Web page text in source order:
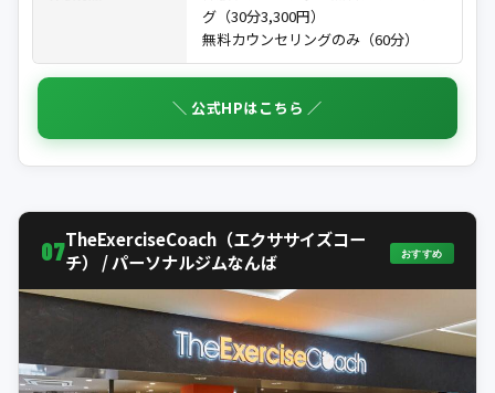
グ（30分3,300円）
無料カウンセリングのみ（60分）
＼ 公式HPはこちら ／
07TheExerciseCoach（エクササイズコー
チ） / パーソナルジムなんば
おすすめ